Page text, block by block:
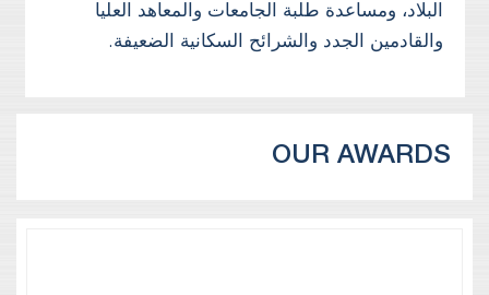
البلاد، ومساعدة طلبة الجامعات والمعاهد العليا
والقادمين الجدد والشرائح السكانية الضعيفة.
OUR AWARDS